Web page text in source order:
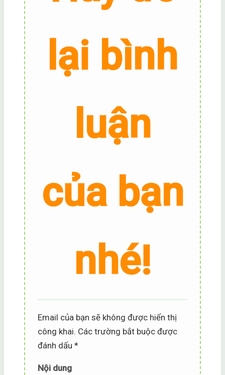
lại bình
luận
của bạn
nhé!
Email của bạn sẽ không được hiển thị
công khai. Các trường bắt buộc được
đánh dấu *
Nội dung